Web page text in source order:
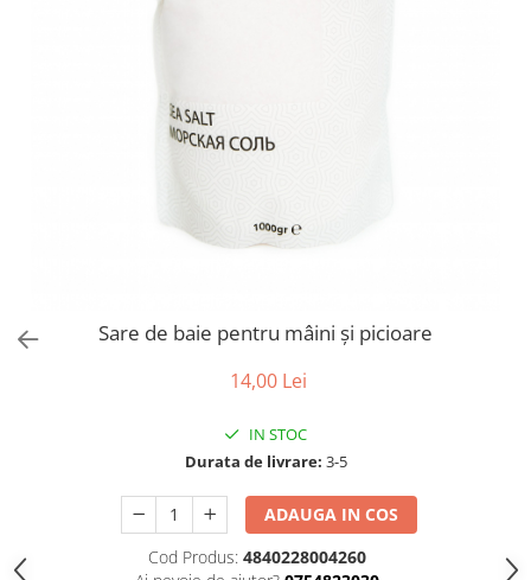
Sare de baie pentru mâini şi picioare
14,00 Lei
IN STOC
Durata de livrare: 3-5
ADAUGA IN COS
Cod Produs: 4840228004260